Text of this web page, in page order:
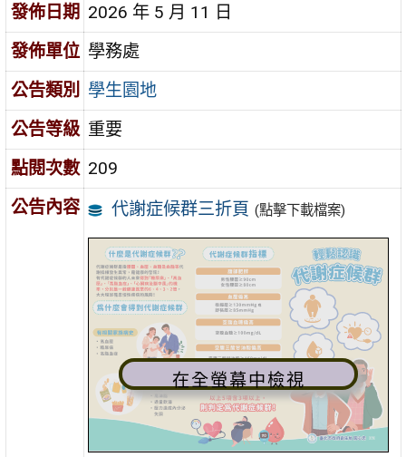
發佈日期 2026 年 5 月 11 日
發佈單位 學務處
公告類別 學生園地
公告等級 重要
點閱次數 209
公告內容
代謝症候群三折頁 (點擊下載檔案)
在全螢幕中檢視